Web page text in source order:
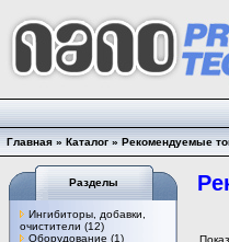
Главная » Каталог » Рекомендуемые
Разделы
Ингибиторы, добавки,
очистители (12)
Оборудование (1)